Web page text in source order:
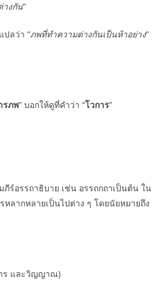
างกัน”
แปลว่า “ภพที่ทำความต่างกันเป็นห้าอย่าง”
รภพ” บอกให้ดูที่คำว่า “โวการ”
ร์อรรถาธิบาย เช่น อรรถกถาเป็นต้น ใน
ลากหลายเป็นไปต่าง ๆ โดยนัยหมายถึง
ร และวิญญาณ)